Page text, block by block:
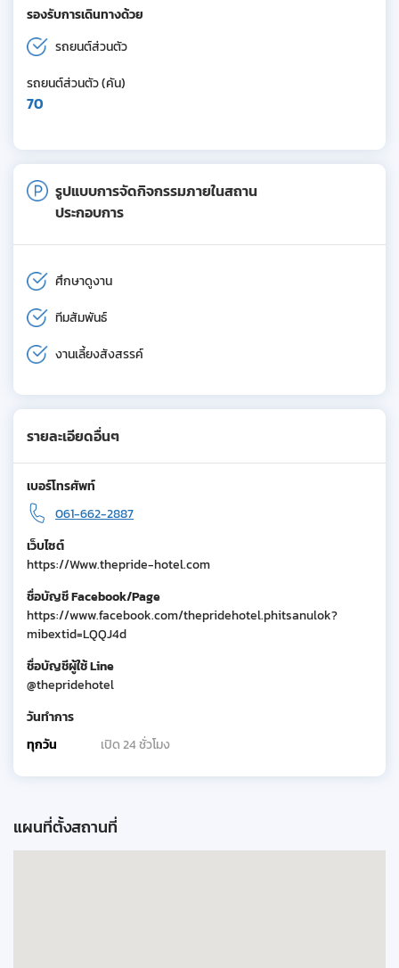
รองรับการเดินทางด้วย
รถยนต์ส่วนตัว
รถยนต์ส่วนตัว (คัน)
70
รูปแบบการจัดกิจกรรมภายในสถาน
ประกอบการ
ศึกษาดูงาน
ทีมสัมพันธ์
งานเลี้ยงสังสรรค์
รายละเอียดอื่นๆ
เบอร์โทรศัพท์
061-662-2887
เว็บไซต์
https://Www.thepride-hotel.com
ชื่อบัญชี Facebook/Page
https://www.facebook.com/thepridehotel.phitsanulok?
mibextid=LQQJ4d
ชื่อบัญชีผู้ใช้ Line
@thepridehotel
วันทำการ
ทุกวัน
เปิด 24 ชั่วโมง
แผนที่ตั้งสถานที่